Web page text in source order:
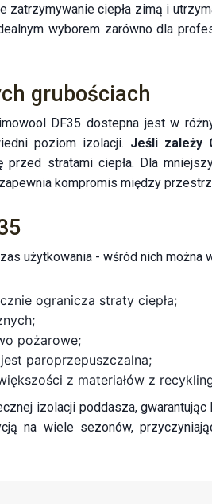
zatrzymywanie ciepła zimą i
wyborem zarówno dla
grubościach
DF35 dostepna jest w
poziom izolacji. Jeśli zależy
przed stratami ciepła. Dla
kompromis między
użytkowania - wśród nich można
ogranicza straty ciepła;
pożarowe;
paroprzepuszczalna;
z materiałów z
izolacji poddasza,
na wiele sezonów,